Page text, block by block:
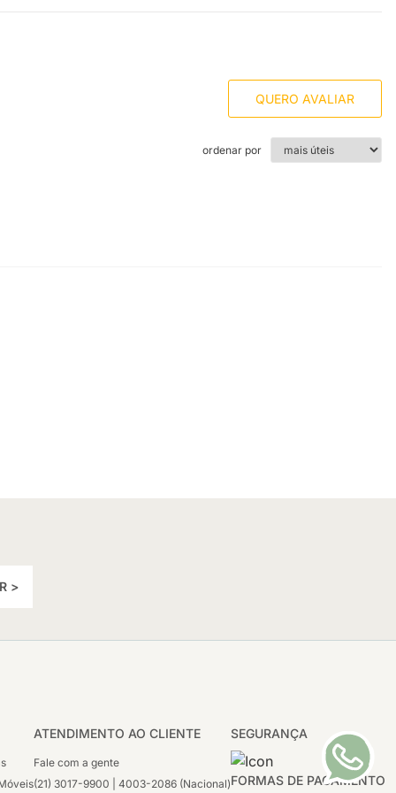
QUERO AVALIAR
ordenar por
>
SEGURANÇA
FORMAS DE PAGAMENTO
ATENDIMENTO AO CLIENTE
Fale com a gente
(21) 3017-9900 | 4003-2086 (Nacional)